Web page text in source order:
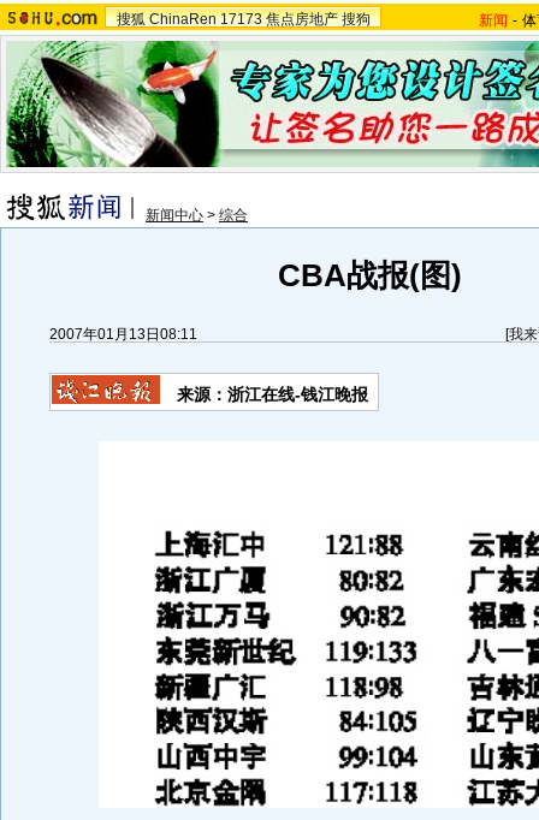
搜狐 ChinaRen 17173 焦点房地产 搜狗 新闻 -
新闻中心 > 综合
CBA战报(图)
2007年01月13日08:11 [我
来源：浙江在线-钱江晚报